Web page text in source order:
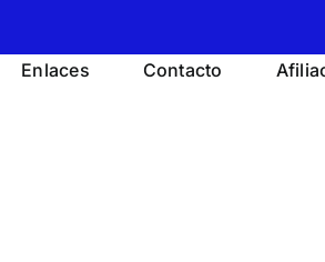
Enlaces Contacto